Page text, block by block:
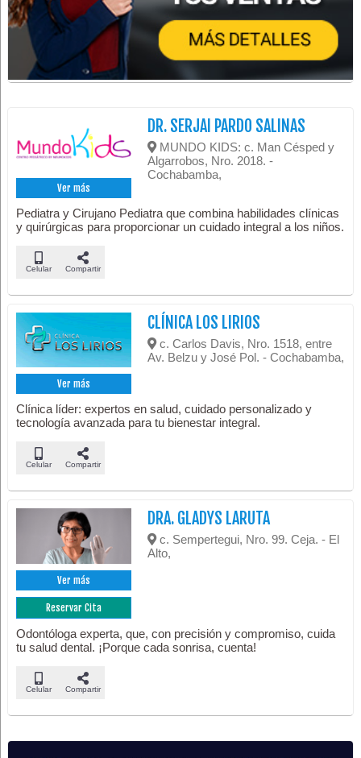
Ver más
DR. SERJAI PARDO SALINAS
MUNDO KIDS: c. Man Césped y
Algarrobos, Nro. 2018. -
Cochabamba,
Pediatra y Cirujano Pediatra que combina habilidades clínicas
y quirúrgicas para proporcionar un cuidado integral a los niños.
Celular Compartir
Ver más
CLÍNICA LOS LIRIOS
c. Carlos Davis, Nro. 1518, entre
Av. Belzu y José Pol. - Cochabamba,
Clínica líder: expertos en salud, cuidado personalizado y
tecnología avanzada para tu bienestar integral.
Celular Compartir
Ver más
Reservar Cita
DRA. GLADYS LARUTA
c. Sempertegui, Nro. 99. Ceja. - El
Alto,
Odontóloga experta, que, con precisión y compromiso, cuida
tu salud dental. ¡Porque cada sonrisa, cuenta!
Celular Compartir